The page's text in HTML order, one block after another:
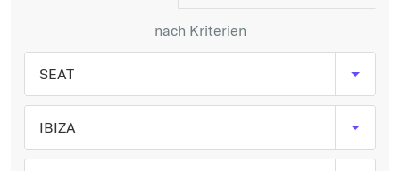
nach Kriterien
SEAT
IBIZA